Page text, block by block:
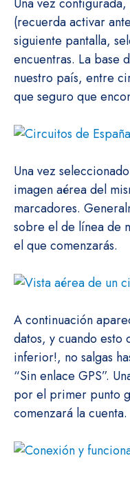
(recuerda activar
siguiente pantalla,
encuentras. La base
nuestro país, entre
que seguro que
Una vez
imagen aérea del
marcadores.
sobre el de línea de
el que comenzarás.
A continuación
datos, y cuando esto
inferior!, no salgas
“Sin enlace GPS”.
por el primer punto
comenzará la cuenta.